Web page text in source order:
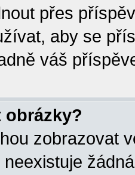
přes
aby se
váš
obrázky?
zobrazovat